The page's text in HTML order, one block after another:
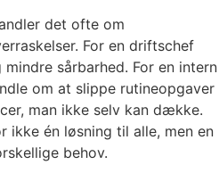
det ofte om
For en driftschef
sårbarhed. For en intern
om at slippe rutineopgaver
man ikke selv kan dække.
ikke én løsning til alle, men en
behov.